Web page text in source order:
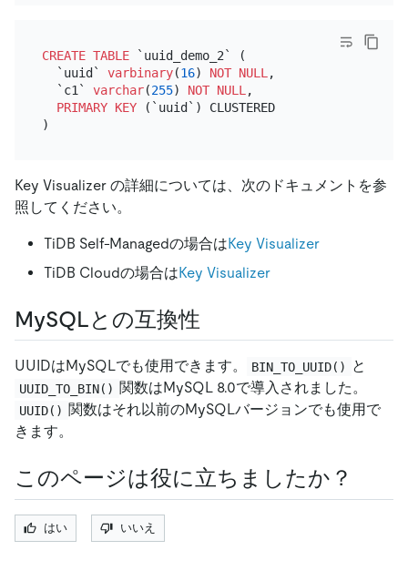
CREATE TABLE `uuid_demo_2` (
  `uuid`
varbinary(16) NOT NULL ,
  `c1`
varchar(255) NOT NULL ,
PRIMARY KEY (`uuid`) CLUSTERED
Key Visualizer の詳細については、次のドキュメントを参
照してください。
TiDB Self-Managedの場合はKey Visualizer
TiDB Cloudの場合はKey Visualizer
MySQLとの互換性
UUIDはMySQLでも使用できます。 BIN_TO_UUID() と
UUID_TO_BIN() 関数はMySQL 8.0で導入されました。
UUID() 関数はそれ以前のMySQLバージョンでも使用で
きます。
このページは役に立ちましたか？
はい いいえ